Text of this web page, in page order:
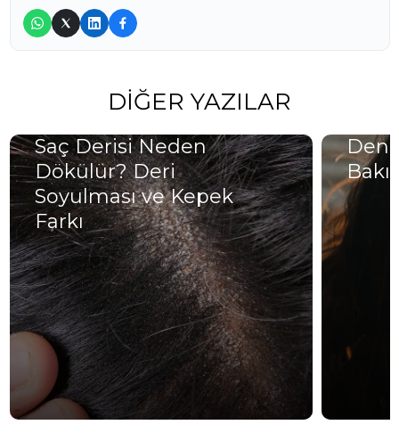
DIĞER YAZILAR
Saç Derisi Neden
Dökülür? Deri
Soyulması ve Kepek
Farkı